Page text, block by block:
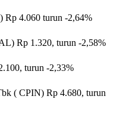
4.060 turun -2,64%
Rp 1.320, turun -2,58%
turun -2,33%
( CPIN) Rp 4.680, turun